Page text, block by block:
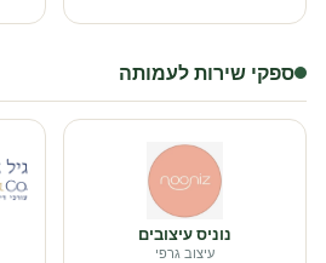
ספקי שירות לעמותה
נוניס עיצובים
עיצוב גרפי